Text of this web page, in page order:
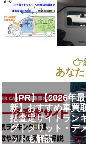
あな
【PR】【2026年最
新】おすすめ車買
括査定サイトラン
グ｜メリット・デ
ットも解説